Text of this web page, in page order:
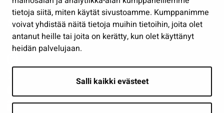
tietoja siitä, miten käytät sivustoamme. Kumppanimme
voivat yhdistää näitä tietoja muihin tietoihin, joita olet
antanut heille tai joita on kerätty, kun olet käyttänyt
heidän palvelujaan.
Salli kaikki evästeet
Seuraa meitä